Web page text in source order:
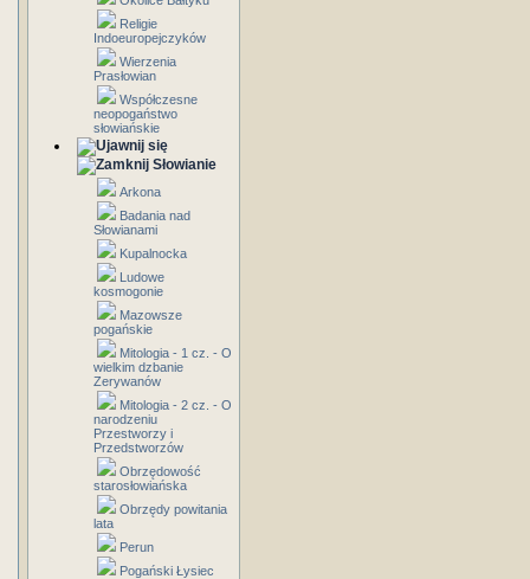
Religie
Indoeuropejczyków
Wierzenia
Prasłowian
Współczesne
neopogaństwo
słowiańskie
Słowianie
Arkona
Badania nad
Słowianami
Kupalnocka
Ludowe
kosmogonie
Mazowsze
pogańskie
Mitologia - 1 cz. - O
wielkim dzbanie
Zerywanów
Mitologia - 2 cz. - O
narodzeniu
Przestworzy i
Przedstworzów
Obrzędowość
starosłowiańska
Obrzędy powitania
lata
Perun
Pogański Łysiec